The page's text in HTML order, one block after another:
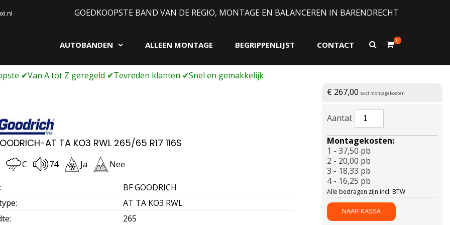
GOEDKOOPSTE BAND VAN DE REGIO, MONTAGE EN BALANCEREN IN BARENDRECHT
AUTOBANDEN ALLEEN MONTAGE BEGRIPPENLIJST CONTACT
Toon
0
AT TA KO3 RWL 265/65 R17 116S
€ 267,00 excl montagekosten
C 74 Ja Nee
:
BF GOODRICH
:
AT TA KO3 RWL
:
265
GOODRICH-
AT
TA
KO3
RWL
265/65
R17
116S
aantal
NAAR KASSA
Montagekosten:
1 - 37,50 pb
2 - 20,00 pb
3 - 18,33 pb
4 - 16,25 pb
Alle bedragen zijn incl. BTW